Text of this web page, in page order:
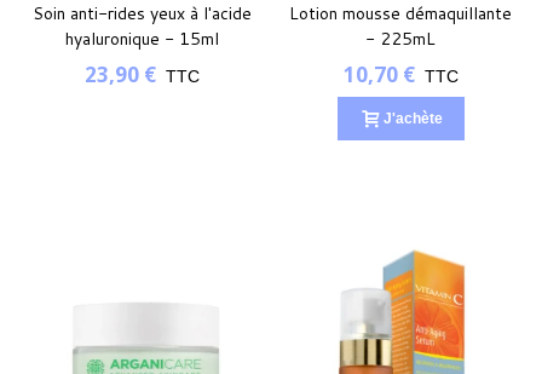
Soin anti-rides yeux à l'acide
hyaluronique - 15ml
23,90 € TTC
Lotion mousse démaquillante
- 225mL
10,70 € TTC
J'achète